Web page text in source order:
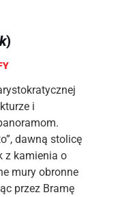
)
i
dawną stolicę
z kamienia o
mury obronne
przez Bramę